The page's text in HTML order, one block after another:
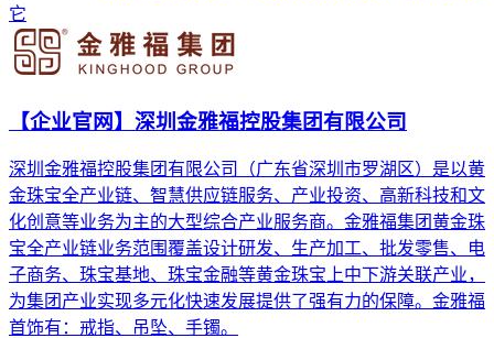
它
【企业官网】深圳金雅福控股集团有限公司
深圳金雅福控股集团有限公司（广东省深圳市罗湖区）是以黄
金珠宝全产业链、智慧供应链服务、产业投资、高新科技和文
化创意等业务为主的大型综合产业服务商。金雅福集团黄金珠
宝全产业链业务范围覆盖设计研发、生产加工、批发零售、电
子商务、珠宝基地、珠宝金融等黄金珠宝上中下游关联产业，
为集团产业实现多元化快速发展提供了强有力的保障。金雅福
首饰有：戒指、吊坠、手镯。